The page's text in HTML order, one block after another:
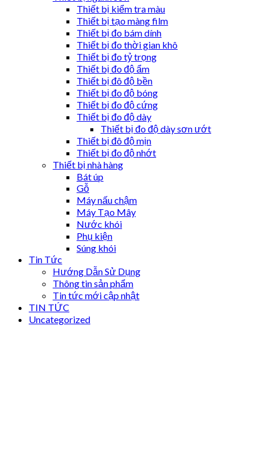
Thiết bị kiểm tra màu
Thiết bị tạo màng film
Thiết bị đo bám dính
Thiết bị đo thời gian khô
Thiết bị đo tỷ trọng
Thiết bị đo độ ẩm
Thiết bị đô độ bền
Thiết bị đo độ bóng
Thiết bị đo độ cứng
Thiết bị đo độ dày
Thiết bị đo độ dày sơn ướt
Thiết bị đô độ mịn
Thiết bị đo độ nhớt
Thiết bị nhà hàng
Bát úp
Gỗ
Máy nấu chậm
Máy Tạo Mây
Nước khói
Phụ kiện
Súng khói
Tin Tức
Hướng Dẫn Sử Dụng
Thông tin sản phẩm
Tin tức mới cập nhật
TIN TỨC
Uncategorized